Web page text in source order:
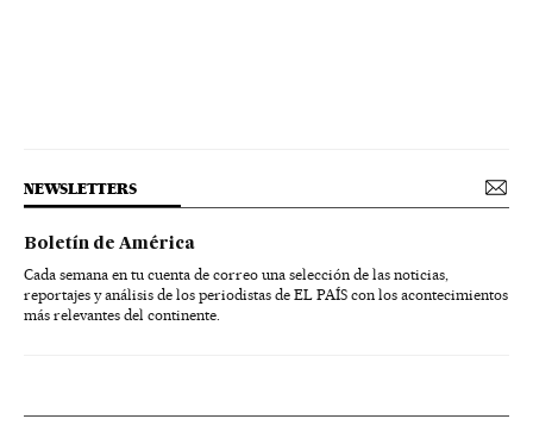
NEWSLETTERS
Boletín de América
Cada semana en tu cuenta de correo una selección de las noticias,
reportajes y análisis de los periodistas de EL PAÍS con los acontecimientos
más relevantes del continente.